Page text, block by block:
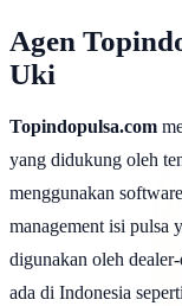
Agen
Uki
Topindopulsa.com
yang didukung oleh
menggunakan
management isi pulsa
digunakan oleh
ada di Indonesia